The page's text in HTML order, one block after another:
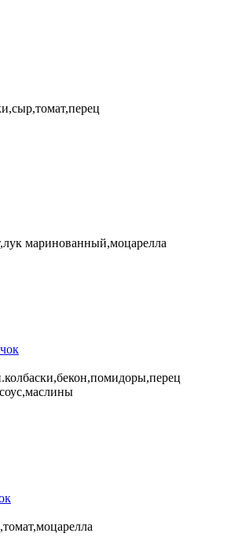
маринованный,моцарелла